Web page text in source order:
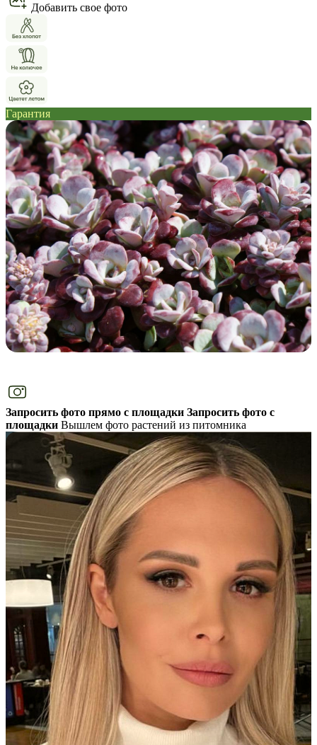
Добавить свое фото
Гарантия
Запросить фото прямо с площадки Запросить фото с
площадки Вышлем фото растений из питомника